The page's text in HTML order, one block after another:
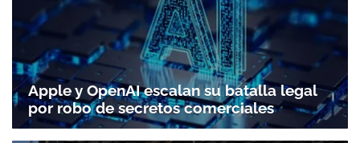
Apple y OpenAI escalan su batalla legal
por robo de secretos comerciales